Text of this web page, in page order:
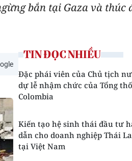
bắn tại Gaza và thúc
TIN ĐỌC NHIỀU
Đặc phái viên của Chủ tịch
dự lễ nhậm chức của Tổng
Colombia
Kiến tạo hệ sinh thái đầu tư
dẫn cho doanh nghiệp Thái
tại Việt Nam